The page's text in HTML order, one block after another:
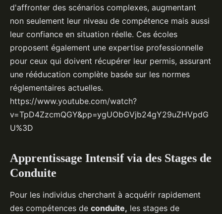
d'affronter des scénarios complexes, augmentant
non seulement leur niveau de compétence mais aussi
leur confiance en situation réelle. Ces écoles
proposent également une expertise professionnelle
pour ceux qui doivent récupérer leur permis, assurant
une rééducation complète basée sur les normes
réglementaires actuelles.
https://www.youtube.com/watch?
v=TpD4ZzcmQGY&pp=ygUObGVjb24gY29uZHVpdG
U%3D
Apprentissage Intensif via des Stages de
Conduite
Pour les individus cherchant à acquérir rapidement
des compétences de conduite, les stages de